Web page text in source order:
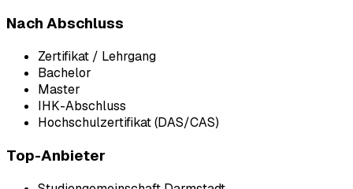
Nach Abschluss
Zertifikat / Lehrgang
Bachelor
Master
IHK-Abschluss
Hochschulzertifikat (DAS/CAS)
Top-Anbieter